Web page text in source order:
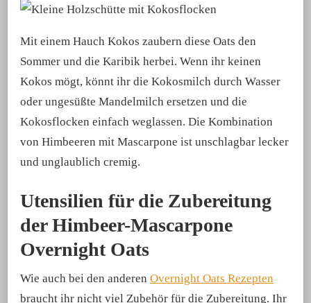
Mit einem Hauch Kokos zaubern diese Oats den
Sommer und die Karibik herbei. Wenn ihr keinen
Kokos mögt, könnt ihr die Kokosmilch durch Wasser
oder ungesüßte Mandelmilch ersetzen und die
Kokosflocken einfach weglassen. Die Kombination
von Himbeeren mit Mascarpone ist unschlagbar lecker
und unglaublich cremig.
Utensilien für die Zubereitung
der Himbeer-Mascarpone
Overnight Oats
Wie auch bei den anderen Overnight Oats Rezepten
braucht ihr nicht viel Zubehör für die Zubereitung. Ihr